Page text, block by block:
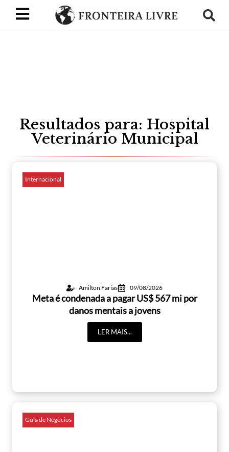
Resultados para: Hospital
Veterinário Municipal
Internacional
Amilton Farias 09/08/2026
Meta é condenada a pagar US$ 567 mi por
danos mentais a jovens
LER MAIS...
Guia de Negócios